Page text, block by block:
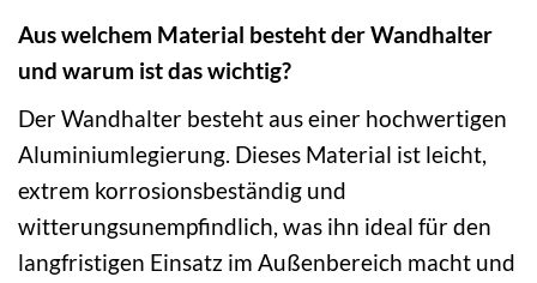
Aus welchem Material besteht der Wandhalter
und warum ist das wichtig?
Der Wandhalter besteht aus einer hochwertigen
Aluminiumlegierung. Dieses Material ist leicht,
extrem korrosionsbeständig und
witterungsunempfindlich, was ihn ideal für den
langfristigen Einsatz im Außenbereich macht und